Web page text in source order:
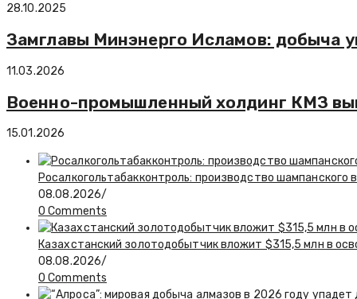
28.10.2025
Замглавы Минэнерго Исламов: добыча
11.03.2026
Военно-промышленный холдинг КМЗ
15.01.2026
Росалкогольтабакконтроль: производство шампанского
08.08.2026/
0 Comments
Казахстанский золотодобытчик вложит $315,5 млн в
08.08.2026/
0 Comments